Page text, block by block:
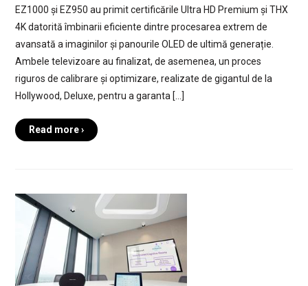
EZ1000 și EZ950 au primit certificările Ultra HD Premium și THX
4K datorită îmbinarii eficiente dintre procesarea extrem de
avansată a imaginilor și panourile OLED de ultimă generație.
Ambele televizoare au finalizat, de asemenea, un proces
riguros de calibrare și optimizare, realizate de gigantul de la
Hollywood, Deluxe, pentru a garanta […]
Read more ›